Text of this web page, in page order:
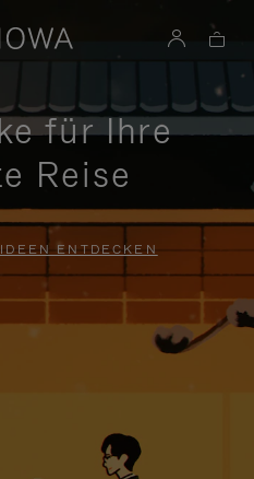
für Ihre
Reise
ENTDECKEN